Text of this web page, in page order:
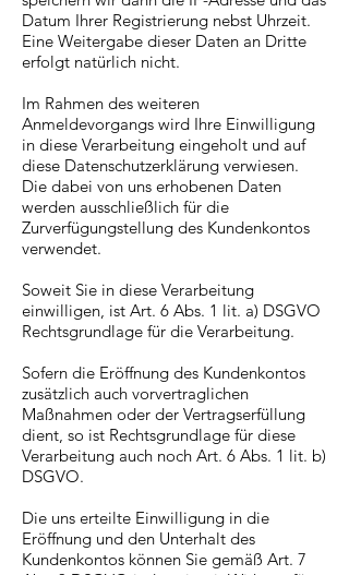
Datum Ihrer Registrierung nebst Uhrzeit.
Eine Weitergabe dieser Daten an Dritte
erfolgt natürlich nicht.
Im Rahmen des weiteren
Anmeldevorgangs wird Ihre Einwilligung
in diese Verarbeitung eingeholt und auf
diese Datenschutzerklärung verwiesen.
Die dabei von uns erhobenen Daten
werden ausschließlich für die
Zurverfügungstellung des Kundenkontos
verwendet.
Soweit Sie in diese Verarbeitung
einwilligen, ist Art. 6 Abs. 1 lit. a) DSGVO
Rechtsgrundlage für die Verarbeitung.
Sofern die Eröffnung des Kundenkontos
zusätzlich auch vorvertraglichen
Maßnahmen oder der Vertragserfüllung
dient, so ist Rechtsgrundlage für diese
Verarbeitung auch noch Art. 6 Abs. 1 lit. b)
DSGVO.
Die uns erteilte Einwilligung in die
Eröffnung und den Unterhalt des
Kundenkontos können Sie gemäß Art. 7